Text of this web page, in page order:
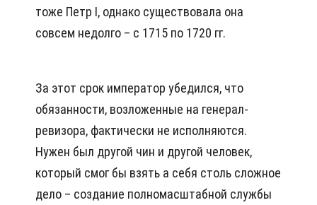
тоже Петр I, однако существовала она
совсем недолго – с 1715 по 1720 гг.
За этот срок император убедился, что
обязанности, возложенные на генерал-
ревизора, фактически не исполняются.
Нужен был другой чин и другой человек,
который смог бы взять а себя столь сложное
дело – создание полномасштабной службы